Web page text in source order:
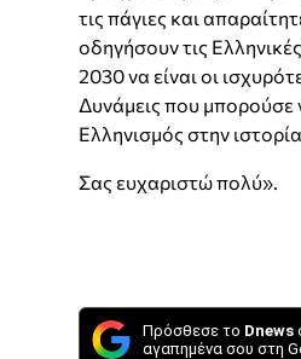
τις πάγιες και
οδηγήσουν τις
2030 να είναι οι
Δυνάμεις που μπορούσε
Ελληνισμός στην
Σας ευχαριστώ πολύ».
Πρόσθεσε το Dnews
αγαπημένα σου στη